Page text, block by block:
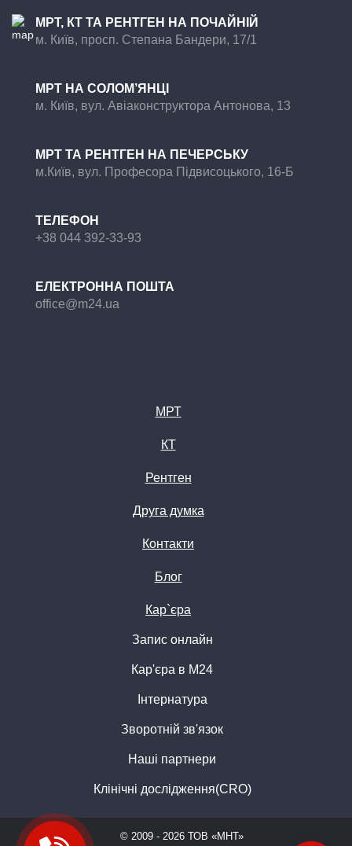
МРТ, КТ ТА РЕНТГЕН НА ПОЧАЙНІЙ
м. Київ, просп. Степана Бандери, 17/1
МРТ НА CОЛОМ’ЯНЦІ
м. Київ, вул. Авіаконструктора Антонова, 13
МРТ ТА РЕНТГЕН НА ПЕЧЕРСЬКУ
м.Київ, вул. Професора Підвисоцького, 16-Б
ТЕЛЕФОН
+38 044 392-33-93
ЕЛЕКТРОННА ПОШТА
office@m24.ua
МРТ
КТ
Рентген
Друга думка
Контакти
Блог
Кар`єра
Запис онлайн
Кар'єра в М24
Інтернатура
Зворотній зв'язок
Наші партнери
Клінічні дослідження(CRO)
© 2009 - 2026 ТОВ «МНТ»